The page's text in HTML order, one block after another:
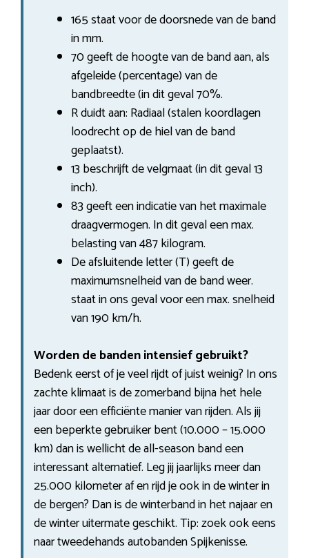
165 staat voor de doorsnede van de band
in mm.
70 geeft de hoogte van de band aan, als
afgeleide (percentage) van de
bandbreedte (in dit geval 70%.
R duidt aan: Radiaal (stalen koordlagen
loodrecht op de hiel van de band
geplaatst).
13 beschrijft de velgmaat (in dit geval 13
inch).
83 geeft een indicatie van het maximale
draagvermogen. In dit geval een max.
belasting van 487 kilogram.
De afsluitende letter (T) geeft de
maximumsnelheid van de band weer.
staat in ons geval voor een max. snelheid
van 190 km/h.
Worden de banden intensief gebruikt?
Bedenk eerst of je veel rijdt of juist weinig? In ons
zachte klimaat is de zomerband bijna het hele
jaar door een efficiënte manier van rijden. Als jij
een beperkte gebruiker bent (10.000 – 15.000
km) dan is wellicht de all-season band een
interessant alternatief. Leg jij jaarlijks meer dan
25.000 kilometer af en rijd je ook in de winter in
de bergen? Dan is de winterband in het najaar en
de winter uitermate geschikt. Tip: zoek ook eens
naar tweedehands autobanden Spijkenisse.